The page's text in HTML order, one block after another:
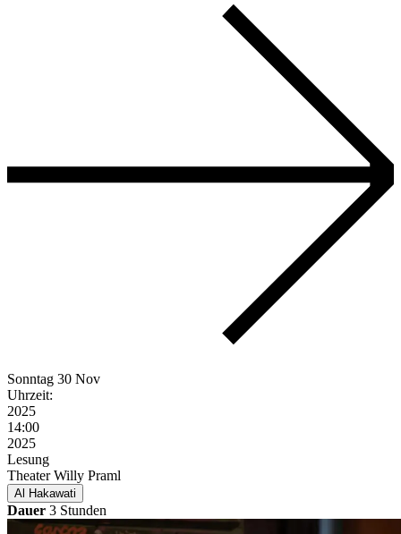
Sonntag 30 Nov
Uhrzeit:
2025
14:00
2025
Lesung
Theater Willy Praml
Al Hakawati
Dauer 3 Stunden